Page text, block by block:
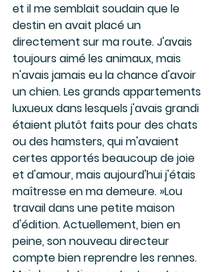
et il me semblait soudain que le
destin en avait placé un
directement sur ma route. J'avais
toujours aimé les animaux, mais
n'avais jamais eu la chance d'avoir
un chien. Les grands appartements
luxueux dans lesquels j'avais grandi
étaient plutôt faits pour des chats
ou des hamsters, qui m'avaient
certes apportés beaucoup de joie
et d'amour, mais aujourd'hui j'étais
maîtresse en ma demeure. »Lou
travail dans une petite maison
d'édition. Actuellement, bien en
peine, son nouveau directeur
compte bien reprendre les rennes.